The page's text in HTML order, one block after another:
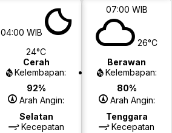
04:00 WIB
24°C
Cerah
Kelembapan:
92%
Arah Angin:
Selatan
Kecepatan
07:00 WIB
26°C
Berawan
Kelembapan:
80%
Arah Angin:
Tenggara
Kecepatan